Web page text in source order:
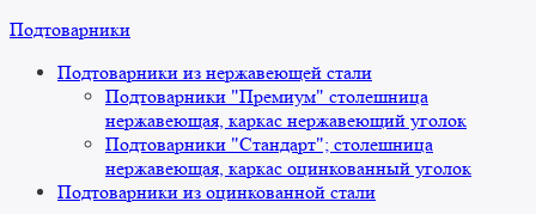
Подтоварники
Подтоварники из нержавеющей стали
Подтоварники "Премиум" столешница
нержавеющая, каркас нержавеющий уголок
Подтоварники "Стандарт"; столешница
нержавеющая, каркас оцинкованный уголок
Подтоварники из оцинкованной стали